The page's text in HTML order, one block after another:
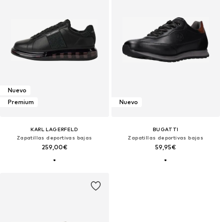
Nuevo
Premium
KARL LAGERFELD
Zapatillas deportivas bajas
259,00€
Nuevo
BUGATTI
Zapatillas deportivas bajas
59,95€